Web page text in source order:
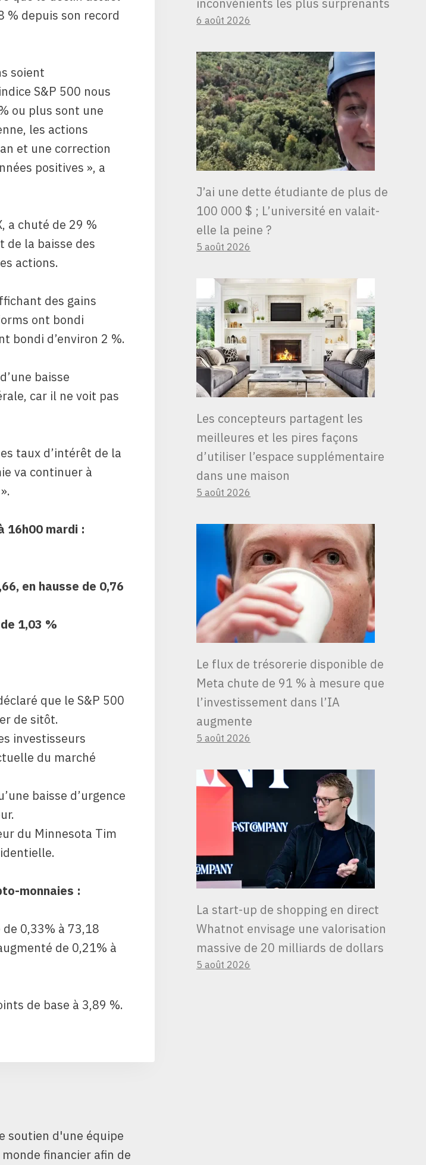
% depuis son record
soient
S&P 500 nous
ou plus sont une
les actions
et une correction
positives », a
a chuté de 29 %
de la baisse des
actions.
des gains
ont bondi
bondi d’environ 2 %.
baisse
car il ne voit pas
taux d’intérêt de la
va continuer à
16h00 mardi :
en hausse de 0,76
1,03 %
que le S&P 500
de sitôt.
investisseurs
du marché
baisse d’urgence
du Minnesota Tim
monnaies :
0,33% à 73,18
de 0,21% à
de base à 3,89 %.
soutien d'une équipe
financier afin de
6 août 2026
J’ai une dette étudiante de plus de
100 000 $ ; L’université en valait-
elle la peine ?
5 août 2026
Les concepteurs partagent les
meilleures et les pires façons
d’utiliser l’espace supplémentaire
dans une maison
5 août 2026
Le flux de trésorerie disponible de
Meta chute de 91 % à mesure que
l’investissement dans l’IA
augmente
5 août 2026
La start-up de shopping en direct
Whatnot envisage une valorisation
massive de 20 milliards de dollars
5 août 2026